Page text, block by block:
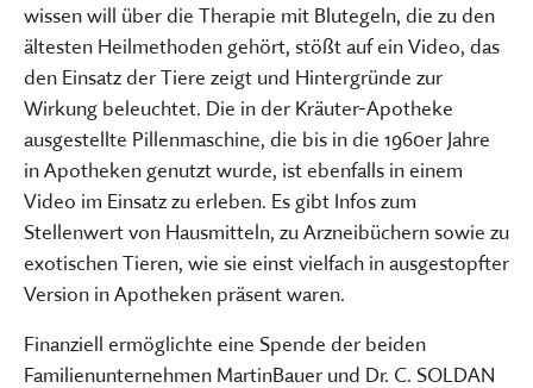
wissen will über die Therapie mit Blutegeln, die zu den
ältesten Heilmethoden gehört, stößt auf ein Video, das
den Einsatz der Tiere zeigt und Hintergründe zur
Wirkung beleuchtet. Die in der Kräuter-Apotheke
ausgestellte Pillenmaschine, die bis in die 1960er Jahre
in Apotheken genutzt wurde, ist ebenfalls in einem
Video im Einsatz zu erleben. Es gibt Infos zum
Stellenwert von Hausmitteln, zu Arzneibüchern sowie zu
exotischen Tieren, wie sie einst vielfach in ausgestopfter
Version in Apotheken präsent waren.
Finanziell ermöglichte eine Spende der beiden
Familienunternehmen MartinBauer und Dr. C. SOLDAN